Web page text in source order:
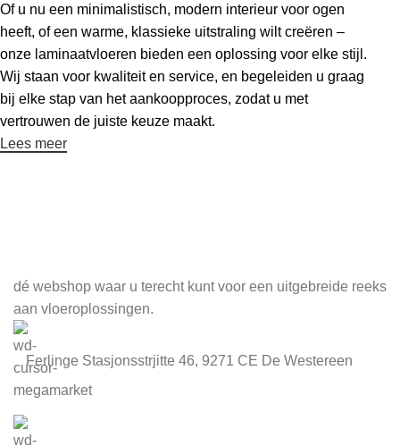
Of u nu een minimalistisch, modern interieur voor ogen
heeft, of een warme, klassieke uitstraling wilt creëren –
onze laminaatvloeren bieden een oplossing voor elke stijl.
Wij staan voor kwaliteit en service, en begeleiden u graag
bij elke stap van het aankoopproces, zodat u met
vertrouwen de juiste keuze maakt.
Lees meer
dé webshop waar u terecht kunt voor een uitgebreide reeks
aan vloeroplossingen.
Ferlinge Stasjonsstrjitte 46, 9271 CE De Westereen